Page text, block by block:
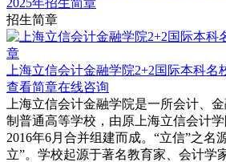
招生简章
上海立信会计金融学院2+2国际本科名
查看简章在线咨询
上海立信会计金融学院是一所会计、
制普通高等学校，由原上海立信会计
2016年6月合并组建而成。“立信”之名
立”。学校起源于著名教育家、会计学